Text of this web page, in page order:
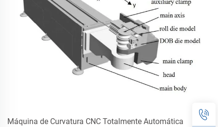
Máquina de Curvatura CNC Totalmente Automática